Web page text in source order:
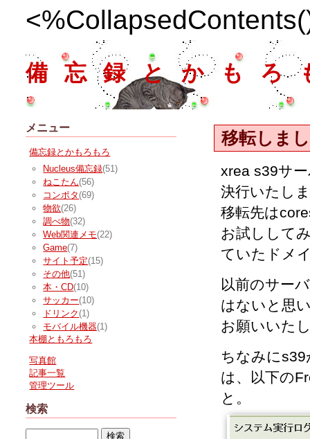
備忘録とかもろ
移転しま
xrea s39サ
決行いたし
移転先は
お試しして
ていたドメ
以前のサー
はないと思
お願いいた
ちなみに
は、以下の
と。
メニュー
備忘録とかもろもろ
Nucleus備忘録(51)
ねこたん(56)
コンポタ (69)
物欲(26)
調べ物(32)
Web関連メモ(22)
Game(7)
サイト予定(15)
その他(51)
本・CD(10)
サッカー(10)
ドリンク (1)
モバイル機器(1)
本棚ともろもろ
写真館
記事一覧
管理ツール
検索